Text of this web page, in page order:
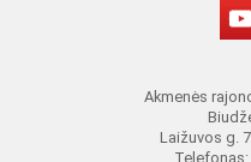
Akmenės
Laižuvos g.
Telefonas: